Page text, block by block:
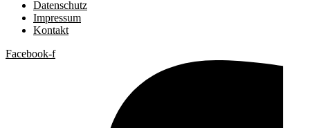
Datenschutz
Impressum
Kontakt
Facebook-f